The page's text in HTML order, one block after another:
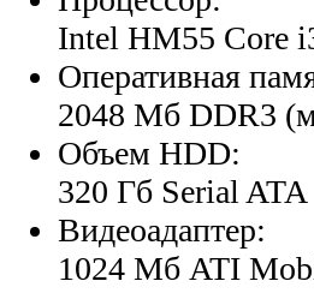
Intel HM55 Core
Оперативная
2048 Мб DDR3
Объем HDD:
320 Гб Serial ATA
Видеоадаптер:
1024 Мб ATI